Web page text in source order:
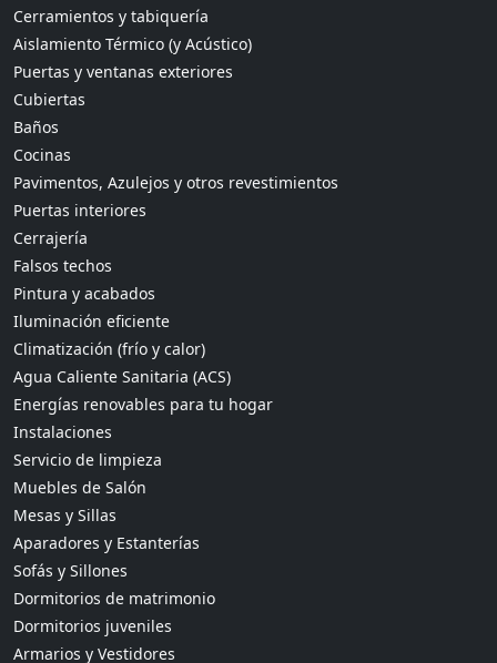
Cerramientos y tabiquería
Aislamiento Térmico (y Acústico)
Puertas y ventanas exteriores
Cubiertas
Baños
Cocinas
Pavimentos, Azulejos y otros revestimientos
Puertas interiores
Cerrajería
Falsos techos
Pintura y acabados
Iluminación eficiente
Climatización (frío y calor)
Agua Caliente Sanitaria (ACS)
Energías renovables para tu hogar
Instalaciones
Servicio de limpieza
Muebles de Salón
Mesas y Sillas
Aparadores y Estanterías
Sofás y Sillones
Dormitorios de matrimonio
Dormitorios juveniles
Armarios y Vestidores